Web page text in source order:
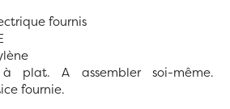
fournis
à plat. A assembler soi-même.
fournie.